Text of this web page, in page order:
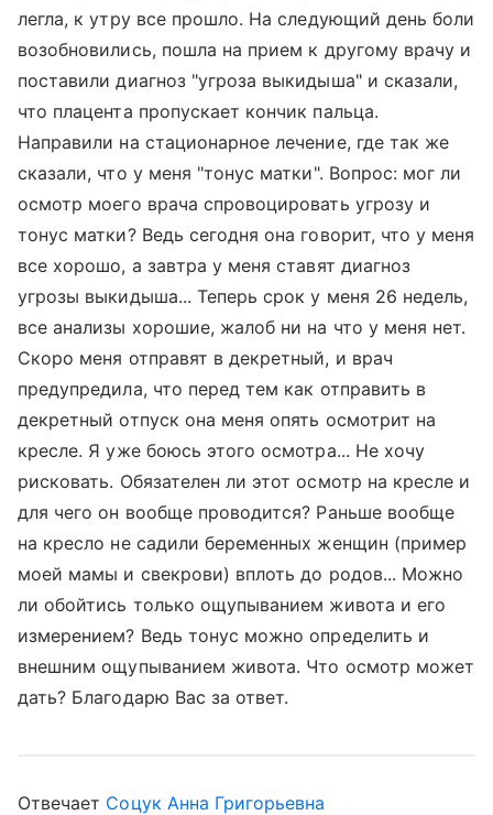
легла, к утру все прошло. На следующий день боли
возобновились, пошла на прием к другому врачу и
поставили диагноз "угроза выкидыша" и сказали,
что плацента пропускает кончик пальца.
Направили на стационарное лечение, где так же
сказали, что у меня "тонус матки". Вопрос: мог ли
осмотр моего врача спровоцировать угрозу и
тонус матки? Ведь сегодня она говорит, что у меня
все хорошо, а завтра у меня ставят диагноз
угрозы выкидыша... Теперь срок у меня 26 недель,
все анализы хорошие, жалоб ни на что у меня нет.
Скоро меня отправят в декретный, и врач
предупредила, что перед тем как отправить в
декретный отпуск она меня опять осмотрит на
кресле. Я уже боюсь этого осмотра... Не хочу
рисковать. Обязателен ли этот осмотр на кресле и
для чего он вообще проводится? Раньше вообще
на кресло не садили беременных женщин (пример
моей мамы и свекрови) вплоть до родов... Можно
ли обойтись только ощупыванием живота и его
измерением? Ведь тонус можно определить и
внешним ощупыванием живота. Что осмотр может
дать? Благодарю Вас за ответ.
Отвечает Соцук Анна Григорьевна